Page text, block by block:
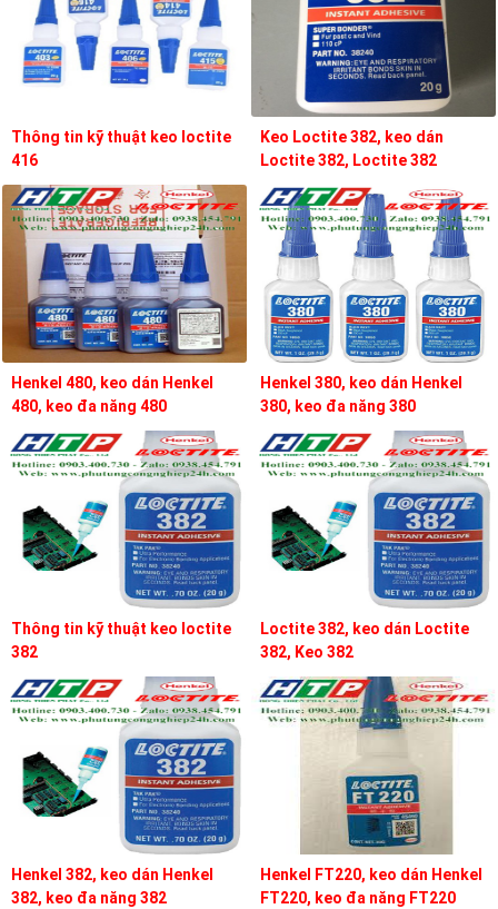
Thông tin kỹ thuật keo loctite
416
Keo Loctite 382, keo dán
Loctite 382, Loctite 382
Henkel 480, keo dán Henkel
480, keo đa năng 480
Henkel 380, keo dán Henkel
380, keo đa năng 380
Thông tin kỹ thuật keo loctite
382
Loctite 382, keo dán Loctite
382, Keo 382
Henkel 382, keo dán Henkel
382, keo đa năng 382
Henkel FT220, keo dán Henkel
FT220, keo đa năng FT220